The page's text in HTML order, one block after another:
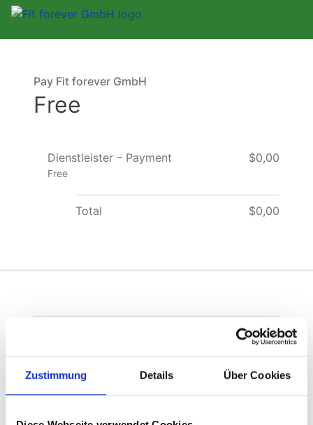
Zustimmung Details Über Cookies
Billing Address
Pay Fit forever GmbH
Free
Dienstleister – Payment
Free
$0,00
Total $0,00